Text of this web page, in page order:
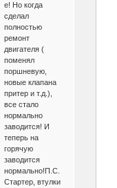
е! Но когда
сделал
полностью
ремонт
двигателя (
поменял
поршневую,
новые клапана
притер и т.д.),
все стало
нормально
заводится! И
теперь на
горячую
заводится
нормально!П.С.
Стартер, втулки